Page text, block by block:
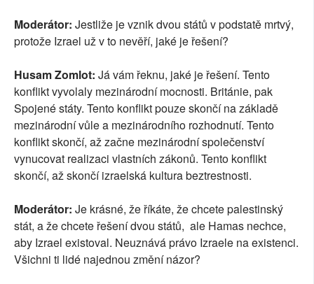
Moderátor: Jestliže je vznik dvou států v podstatě mrtvý,
protože Izrael už v to nevěří, jaké je řešení?
Husam Zomlot: Já vám řeknu, jaké je řešení. Tento
konflikt vyvolaly mezinárodní mocnosti. Británie, pak
Spojené státy. Tento konflikt pouze skončí na základě
mezinárodní vůle a mezinárodního rozhodnutí. Tento
konflikt skončí, až začne mezinárodní společenství
vynucovat realizaci vlastních zákonů. Tento konflikt
skončí, až skončí izraelská kultura beztrestnosti.
Moderátor: Je krásné, že říkáte, že chcete palestinský
stát, a že chcete řešení dvou států, ale Hamas nechce,
aby Izrael existoval. Neuznává právo Izraele na existenci.
Všichni ti lidé najednou změní názor?